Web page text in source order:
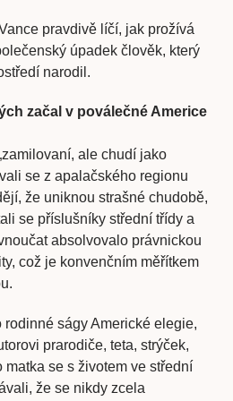
pravdivě líčí, jak prožívá
úpadek člověk, který
narodil.
začal v poválečné Americe
ale chudí jako
se z apalačského regionu
že uniknou strašné chudobě,
se příslušníky střední třídy a
absolvovalo právnickou
což je konvenčním měřítkem
ságy Americké elegie,
prarodiče, teta, strýček,
se s životem ve střední
že se nikdy zcela